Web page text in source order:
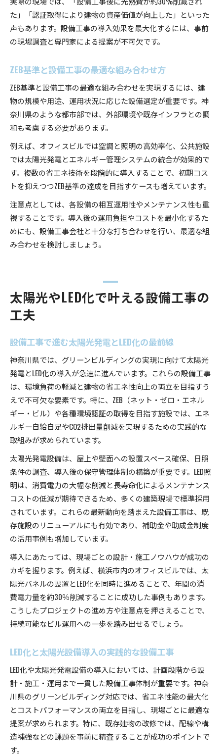
た」「認証取得により建物の資産価値が向上した」といった
声もあります。設備工事の導入効果を最大化するには、事前
の現場調査と専門家による提案が不可欠です。
ZEB基準と設備工事の最適な組み合わせ方
ZEB基準と設備工事の最適な組み合わせを実現するには、建
物の規模や用途、運用状況に応じた設備選定が重要です。神
奈川県のような都市部では、外部環境や既存インフラとの調
和も考慮する必要があります。
例えば、オフィスビルでは空調と照明の高効率化、公共施設
では太陽光発電とエネルギー管理システムの統合が効果的で
す。複数の省エネ技術を段階的に導入することで、初期コス
トを抑えつつZEB基準の達成を目指すケースも増えています。
注意点としては、各設備の相互運用性やメンテナンス性も重
視することです。導入後の運用負担やコストを最小化するた
めにも、設備工事会社と十分な打ち合わせを行い、最適な組
み合わせを検討しましょう。
太陽光やLED化で叶える設備工事の
工夫
設備工事で進む太陽光発電とLED化の最前線
神奈川県では、グリーンビルディングの実現に向けて太陽光
発電とLED化の導入が急速に進んでいます。これらの設備工事
は、環境負荷の軽減と建物の省エネ性向上の両立を目指すう
えで不可欠な要素です。特に、ZEB（ネット・ゼロ・エネル
ギー・ビル）や各種環境認証の取得を目指す施設では、エネ
ルギー自給自足やCO2排出量削減を実現するための実践的な
取組みが求められています。
太陽光発電設備は、屋上や壁面への設置スペース確保、日照
条件の調査、導入後の保守管理体制の構築が重要です。LED照
明は、消費電力の大幅な削減と長寿命化によるメンテナンス
コストの低減が期待できるため、多くの建築現場で標準採用
されています。これらの最新動向を踏まえた設備工事は、既
存施設のリニューアルにも有効であり、補助金や助成金制度
の活用事例も増加しています。
導入にあたっては、現場ごとの設計・施工ノウハウが成功の
カギを握ります。例えば、横浜市内のオフィスビルでは、太
陽光パネルの設置とLED化を同時に進めることで、年間の消
費電力量を約30％削減することに成功した事例もあります。
こうしたプロジェクトの進め方や注意点を押さえることで、
持続可能なビル運用への一歩を踏み出せるでしょう。
LED化と太陽光設備導入の実践的な設備工事
LED化や太陽光発電設備の導入においては、計画段階から設
計・施工・運用まで一貫した設備工事体制が重要です。神奈
川県のグリーンビルディング対応では、省エネ性能の最大化
とコストパフォーマンスの両立を目指し、現場ごとに最適な
提案が求められます。特に、既存建物の改修では、配線や構
造補強などの課題を事前に精査することが成功のポイントで
す。